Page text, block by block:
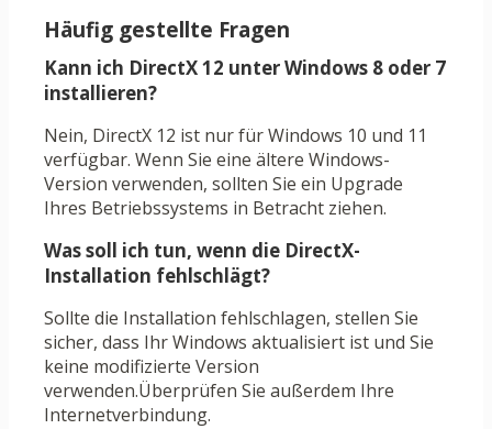
Häufig gestellte Fragen
Kann ich DirectX 12 unter Windows 8 oder 7
installieren?
Nein, DirectX 12 ist nur für Windows 10 und 11
verfügbar. Wenn Sie eine ältere Windows-
Version verwenden, sollten Sie ein Upgrade
Ihres Betriebssystems in Betracht ziehen.
Was soll ich tun, wenn die DirectX-
Installation fehlschlägt?
Sollte die Installation fehlschlagen, stellen Sie
sicher, dass Ihr Windows aktualisiert ist und Sie
keine modifizierte Version
verwenden.Überprüfen Sie außerdem Ihre
Internetverbindung.